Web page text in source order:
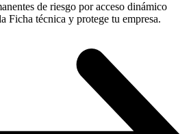
de riesgo por acceso dinámico
Ficha técnica y protege tu empresa.